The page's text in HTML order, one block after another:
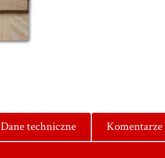
Dane techniczne
Komentarze